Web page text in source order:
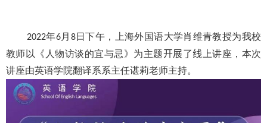
2022年6月 8日下午，上海外国语大学肖维青教授为我校
教师以《人物访谈的宜与忌》为主题开展了线 上讲座，本次
讲座由英语学院翻译系系主任谌莉老师主持。